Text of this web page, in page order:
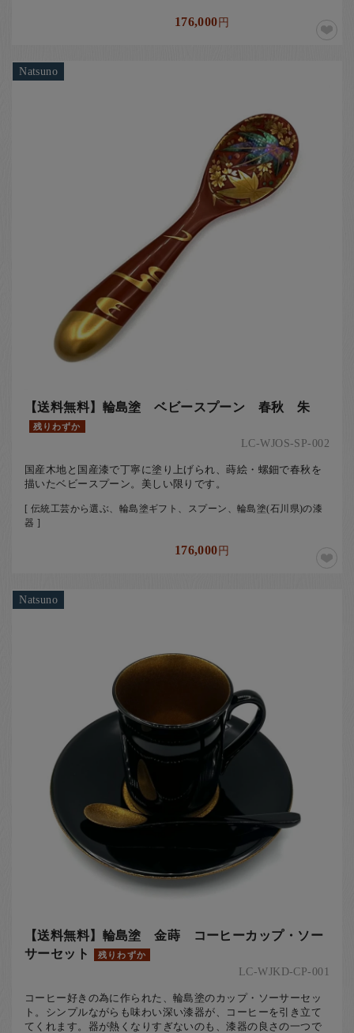
176,000円
Natsuno
【送料無料】輪島塗 ベビースプーン 春秋 朱
残りわずか
LC-WJOS-SP-002
国産木地と国産漆で丁寧に塗り上げられ、蒔絵・螺鈿で春秋を
描いたベビースプーン。美しい限りです。
[ 伝統工芸から選ぶ、輪島塗ギフト、スプーン、輪島塗(石川県)の漆
器 ]
176,000円
Natsuno
【送料無料】輪島塗 金蒔 コーヒーカップ・ソー
サーセット
残りわずか
LC-WJKD-CP-001
コーヒー好きの為に作られた、輪島塗のカップ・ソーサーセッ
ト。シンプルながらも味わい深い漆器が、コーヒーを引き立て
てくれます。器が熱くなりすぎないのも、漆器の良さの一つで